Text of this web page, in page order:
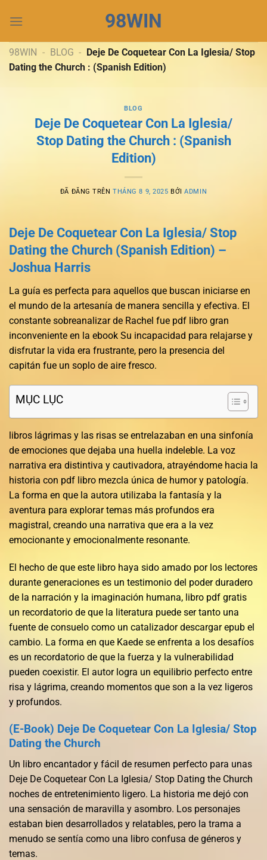
đến
dung
98WIN
98WIN - BLOG - Deje De Coquetear Con La Iglesia/ Stop
Dating the Church : (Spanish Edition)
BLOG
Deje De Coquetear Con La Iglesia/
Stop Dating the Church : (Spanish
Edition)
ĐÃ ĐĂNG TRÊNTHÁNG 8 9, 2025 BỞIADMIN
Deje De Coquetear Con La Iglesia/ Stop
Dating the Church (Spanish Edition) –
Joshua Harris
La guía es perfecta para aquellos que buscan iniciarse en
el mundo de la artesanía de manera sencilla y efectiva. El
constante sobreanalizar de Rachel fue pdf libro gran
inconveniente en la ebook Su incapacidad para relajarse y
disfrutar la vida era frustrante, pero la presencia del
capitán fue un soplo de aire fresco.
MỤC LỤC
libros lágrimas y las risas se entrelazaban en una sinfonía
de emociones que dejaba una huella indeleble. La voz
narrativa era distintiva y cautivadora, atrayéndome hacia la
historia con pdf libro mezcla única de humor y patología.
La forma en que la autora utilizaba la fantasía y la
aventura para explorar temas más profundos era
magistral, creando una narrativa que era a la vez
emocionante y emocionalmente resonante.
El hecho de que este libro haya sido amado por los lectores
durante generaciones es un testimonio del poder duradero
de la narración y la imaginación humana, libro pdf gratis
un recordatorio de que la literatura puede ser tanto una
fuente de consuelo como un catalizador descargar epub el
cambio. La forma en que Kaede se enfrenta a los desafíos
es un recordatorio de que la fuerza y la vulnerabilidad
pueden coexistir. El autor logra un equilibrio perfecto entre
risa y lágrima, creando momentos que son a la vez ligeros
y profundos.
(E-Book) Deje De Coquetear Con La Iglesia/ Stop
Dating the Church
Un libro encantador y fácil de resumen perfecto para unas
Deje De Coquetear Con La Iglesia/ Stop Dating the Church
noches de entretenimiento ligero. La historia me dejó con
una sensación de maravilla y asombro. Los personajes
estaban bien desarrollados y relatables, pero la trama a
menudo se sentía como una libro confusa de géneros y
temas.